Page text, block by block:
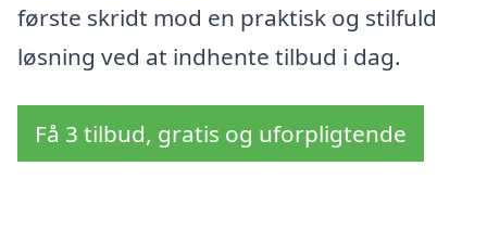
første skridt mod en praktisk og stilfuld
løsning ved at indhente tilbud i dag.
Få 3 tilbud, gratis og uforpligtende